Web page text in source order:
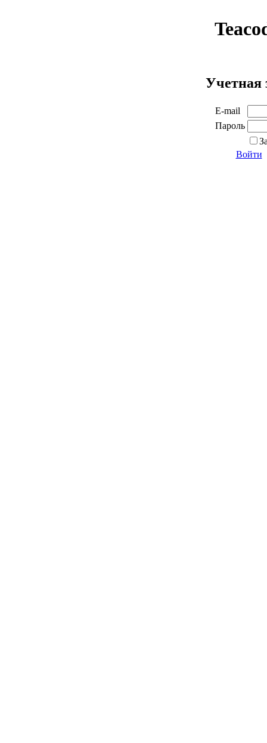
Учетная
E-mail
Пароль
Войти